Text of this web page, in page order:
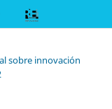
sobre innovación